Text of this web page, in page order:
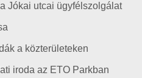
Jókai utcai ügyfélszolgálat
a közterületeken
iroda az ETO Parkban